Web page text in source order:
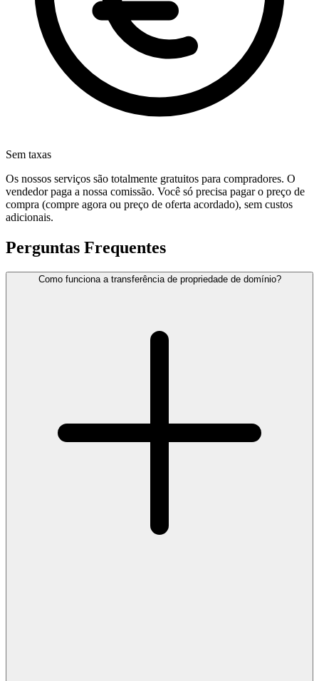
Sem taxas
Os nossos serviços são totalmente gratuitos para compradores. O
vendedor paga a nossa comissão. Você só precisa pagar o preço de
compra (compre agora ou preço de oferta acordado), sem custos
adicionais.
Perguntas Frequentes
Como funciona a transferência de propriedade de domínio?